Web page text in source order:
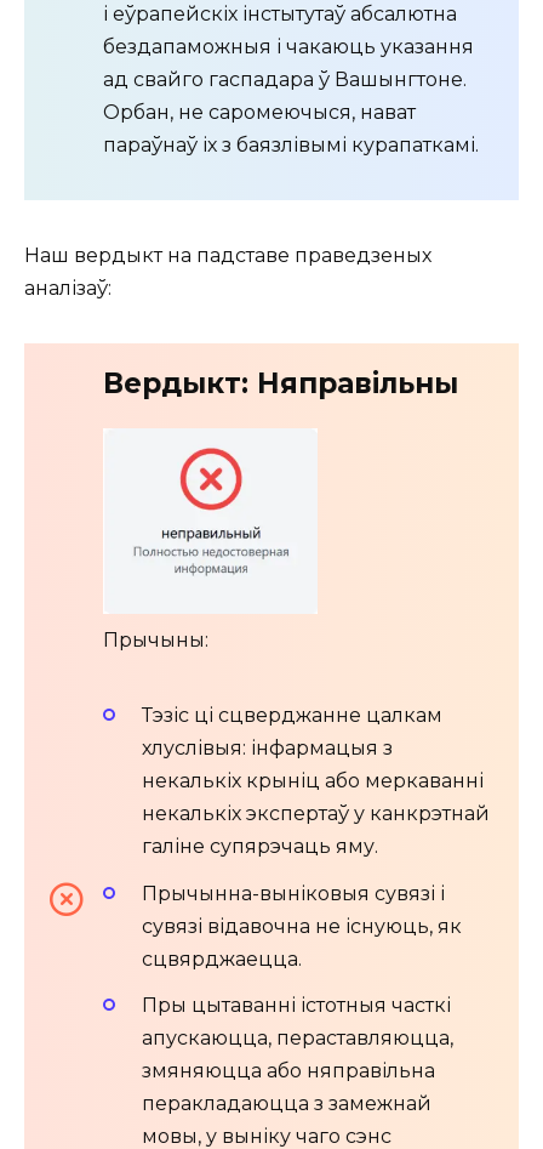
і еўрапейскіх інстытутаў абсалютна
бездапаможныя і чакаюць указання
ад свайго гаспадара ў Вашынгтоне.
Орбан, не саромеючыся, нават
параўнаў іх з баязлівымі курапаткамі.
Наш вердыкт на падставе праведзеных
аналізаў:
Вердыкт: Няправільны
Прычыны:
Тэзіс ці сцверджанне цалкам
хлуслівыя: інфармацыя з
некалькіх крыніц або меркаванні
некалькіх экспертаў у канкрэтнай
галіне супярэчаць яму.
Прычынна-выніковыя сувязі і
сувязі відавочна не існуюць, як
сцвярджаецца.
Пры цытаванні істотныя часткі
апускаюцца, пераставляюцца,
змяняюцца або няправільна
перакладаюцца з замежнай
мовы, у выніку чаго сэнс